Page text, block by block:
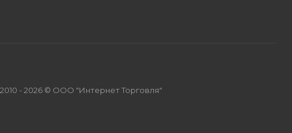
2010 - 2026 © ООО "Интернет Торговля"